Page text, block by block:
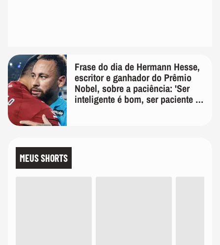
Frase do dia de Hermann Hesse,
escritor e ganhador do Prêmio
Nobel, sobre a paciência: 'Ser
inteligente é bom, ser paciente é
MEUS SHORTS